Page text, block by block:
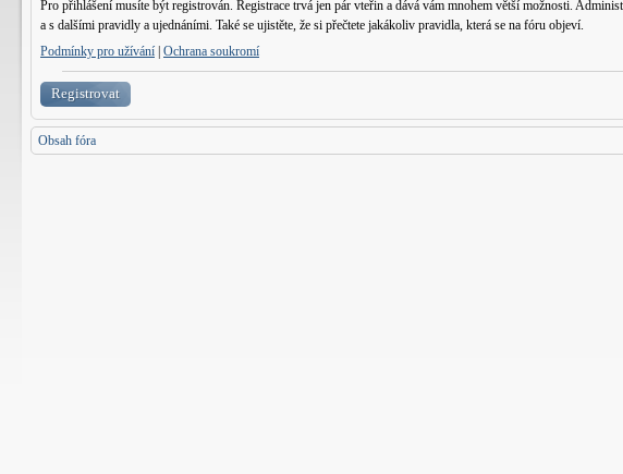
Pro přihlášení musíte být registrován. Registrace trvá jen pár vteřin a dává vám mnohem větší možnosti.
a s dalšími pravidly a ujednáními. Také se ujistěte, že si přečtete jakákoliv pravidla, která se na fóru objeví.
Podmínky pro užívání Ochrana soukromí
Registrovat
Obsah fóra